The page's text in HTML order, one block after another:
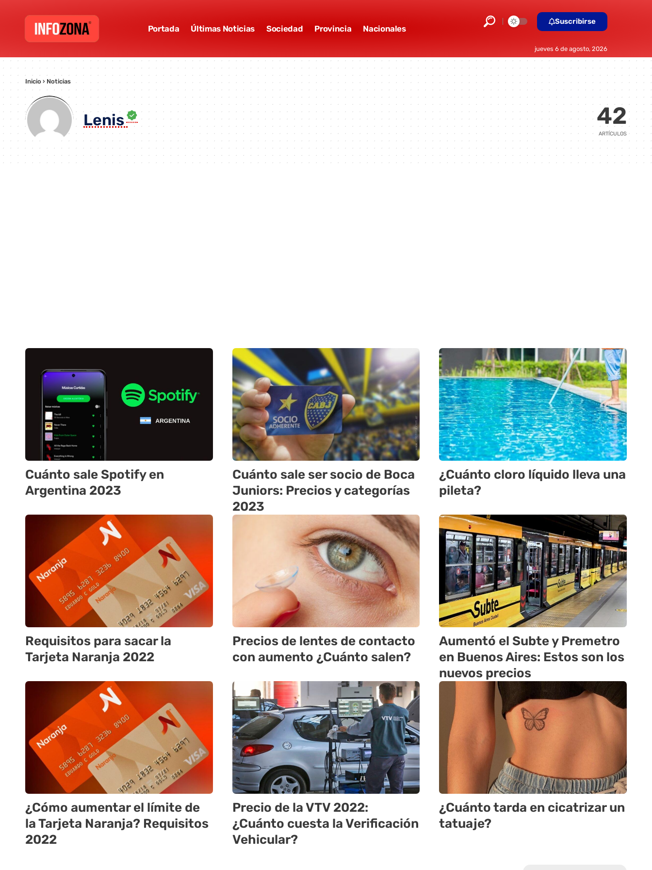
Portada Últimas Noticias Sociedad Provincia Nacionales
Suscribirse
jueves 6 de agosto, 2026
Inicio › Noticias
Lenis 42
ARTÍCULOS
Cuánto sale Spotify en
Argentina 2023
Cuánto sale ser socio de Boca
Juniors: Precios y categorías
2023
¿Cuánto cloro líquido lleva una
pileta?
Requisitos para sacar la
Tarjeta Naranja 2022
Precios de lentes de contacto
con aumento ¿Cuánto salen?
Aumentó el Subte y Premetro
en Buenos Aires: Estos son los
nuevos precios
¿Cómo aumentar el límite de
la Tarjeta Naranja? Requisitos
2022
Precio de la VTV 2022:
¿Cuánto cuesta la Verificación
Vehicular?
¿Cuánto tarda en cicatrizar un
tatuaje?